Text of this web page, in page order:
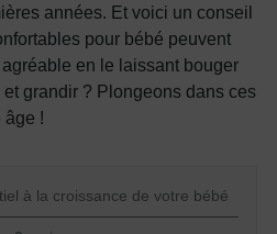
années. Et voici un conseil
pour bébé peuvent
en le laissant bouger
grandir ? Plongeons dans ces
âge !
à la croissance de votre bébé